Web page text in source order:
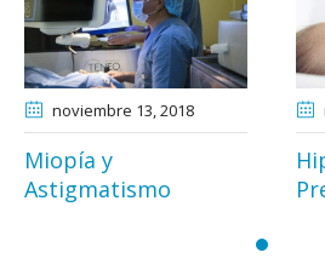
, 2018 noviembre 13 , 2018
Hipermetropía y
Presbicia